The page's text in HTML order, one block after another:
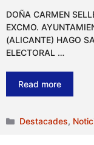
DOÑA CARMEN
EXCMO.
(ALICANTE) HAGO
ELECTORAL …
Read more
Categories
Destacades,